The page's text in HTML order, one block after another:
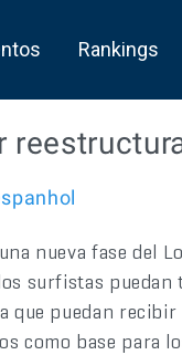
Rankings
nueva fase del
surfistas
que puedan
como base para